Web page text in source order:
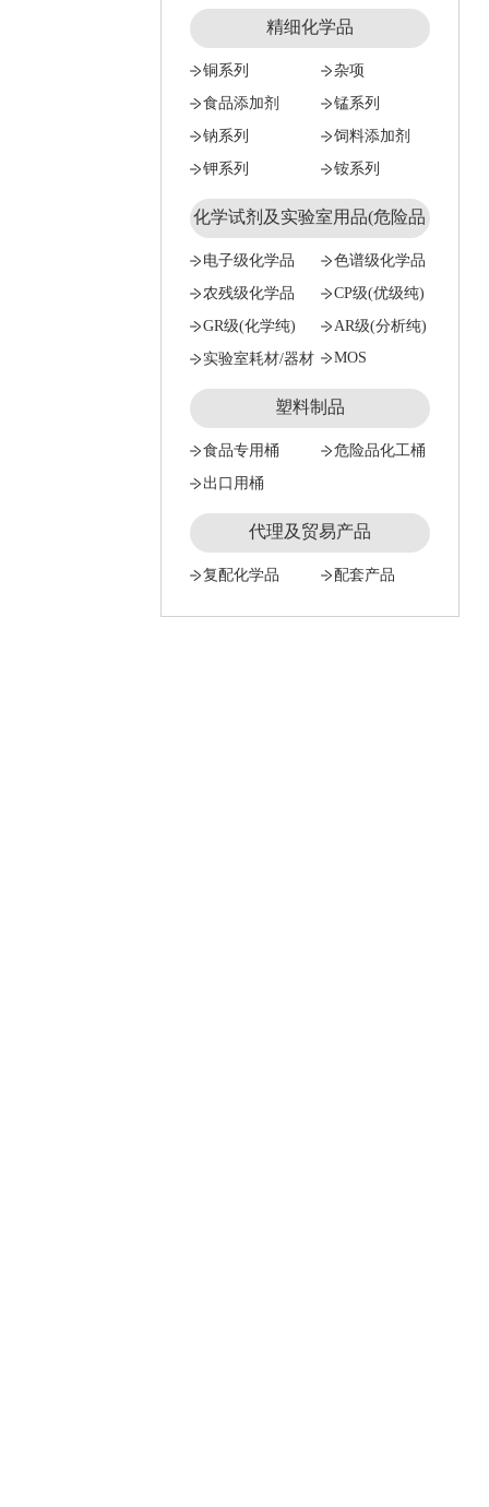
精细化学品
铜系列
杂项
食品添加剂
锰系列
钠系列
饲料添加剂
钾系列
铵系列
化学试剂及实验室用品(危险品
试剂只能公对公）
电子级化学品
色谱级化学品
农残级化学品
CP级(优级纯)
GR级(化学纯)
AR级(分析纯)
实验室耗材/器材
MOS
塑料制品
食品专用桶
危险品化工桶
出口用桶
代理及贸易产品
复配化学品 配套产品